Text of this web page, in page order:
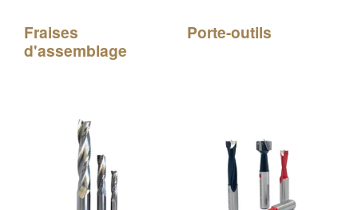
Fraises
d'assemblage
Porte-outils